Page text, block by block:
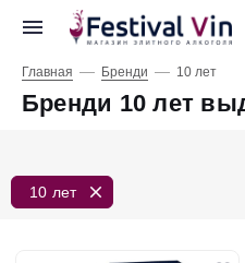
Главная — Бренди — 10 лет
Бренди 10 лет
10 лет